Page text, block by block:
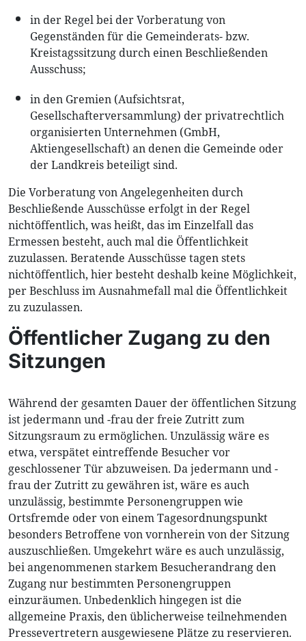
in der Regel bei der Vorberatung von
Gegenständen für die Gemeinderats- bzw.
Kreistagssitzung durch einen Beschließenden
Ausschuss;
in den Gremien (Aufsichtsrat,
Gesellschafterversammlung) der privatrechtlich
organisierten Unternehmen (GmbH,
Aktiengesellschaft) an denen die Gemeinde oder
der Landkreis beteiligt sind.
Die Vorberatung von Angelegenheiten durch
Beschließende Ausschüsse erfolgt in der Regel
nichtöffentlich, was heißt, das im Einzelfall das
Ermessen besteht, auch mal die Öffentlichkeit
zuzulassen. Beratende Ausschüsse tagen stets
nichtöffentlich, hier besteht deshalb keine Möglichkeit,
per Beschluss im Ausnahmefall mal die Öffentlichkeit
zu zuzulassen.
Öffentlicher Zugang zu den
Sitzungen
Während der gesamten Dauer der öffentlichen Sitzung
ist jedermann und -frau der freie Zutritt zum
Sitzungsraum zu ermöglichen. Unzulässig wäre es
etwa, verspätet eintreffende Besucher vor
geschlossener Tür abzuweisen. Da jedermann und -
frau der Zutritt zu gewähren ist, wäre es auch
unzulässig, bestimmte Personengruppen wie
Ortsfremde oder von einem Tagesordnungspunkt
besonders Betroffene von vornherein von der Sitzung
auszuschließen. Umgekehrt wäre es auch unzulässig,
bei angenommenen starkem Besucherandrang den
Zugang nur bestimmten Personengruppen
einzuräumen. Unbedenklich hingegen ist die
allgemeine Praxis, den üblicherweise teilnehmenden
Pressevertretern ausgewiesene Plätze zu reservieren.